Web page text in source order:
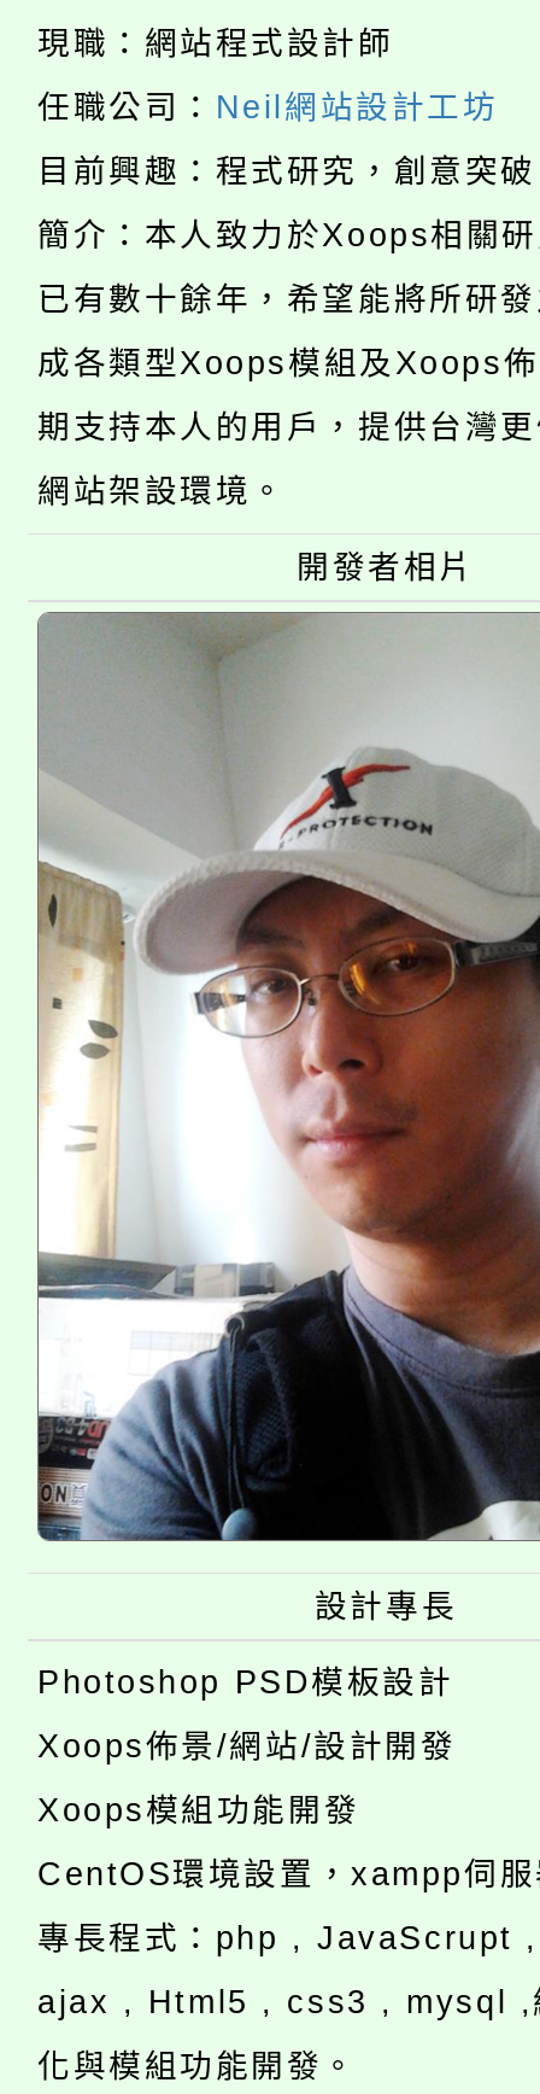
代理(課)教師甄選結果(
轉知中國文化大學推廣
《TA101》溝通分析基
程，歡迎學生輔導中心
心理、諮商輔導、社會
系所師生報名參加。
淨零綠生活教案入校路
會
115年食農教育專業人
程
學籍身 分審查程序及
版
淨零綠領人才培育課程
公告本校115學年度第
代理(課)教師甄選結果(
「2026金融保險知識
車」活動
桃園市115學年度學生
生本土語及新住民語歌
公告本校115學年度第
代理(課)教師甄選結果
公告本校115學年度第
代理(課)教師甄選結果
轉知中國文化大學推廣
《TA101》溝通分析基
程，歡迎學生輔導中心
心理、諮商輔導、社會
系所師生報名參加。
現職：網站程式設計師
任職公司： Neil網站設計工坊
目前興趣：程式研究，創意突
簡介：本人致力於Xoops相關
已有數十餘年，希望能將所研
成各類型Xoops模組及Xoops
期支持本人的用戶，提供台灣
網站架設環境。
開發者相片
設計專長
Photoshop PSD模板設計
Xoops佈景/網站/設計開發
Xoops模組功能開發
CentOS環境設置，xampp伺
專長程式：php , JavaScrupt
ajax , Html5 , css3 , mysql ,
化與模組功能開發。